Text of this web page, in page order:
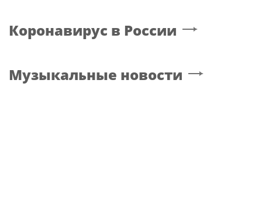
Коронавирус в России
Музыкальные новости